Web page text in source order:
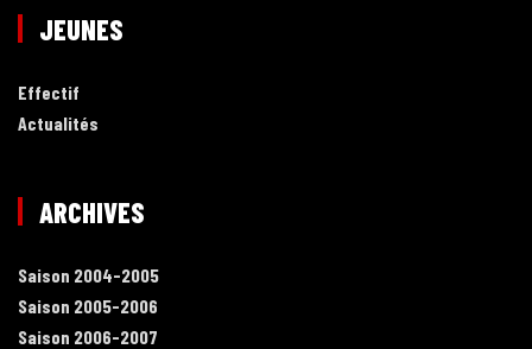
JEUNES
Effectif
Actualités
ARCHIVES
Saison 2004-2005
Saison 2005-2006
Saison 2006-2007